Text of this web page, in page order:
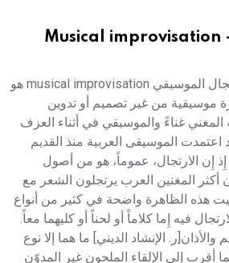
تطلق موسوعات جديدة في عام 2026
Musical improvisation
الارتجال الموسيقي الارتجال الموسيقي musical improvisation هو
موسيقية من غير تصميم أو تدوين
غناءً والموسيقي في أثناء العزف
اعتمدت الموسيقى العربية منذ القديم
إِذ إِن الارتجال، عموماً، هو من أصول
أكثر المغنين العرب يرتجلون الشعر مع
هذه الظاهرة واضحة في كثير من أنواع
فيه إِما كلاماً أو لحناً أو كليهما معاً.
الإنشاد الديني] ما هما إلا نوع
أقرب إلى الإلقاء الملحون غير المدوّن